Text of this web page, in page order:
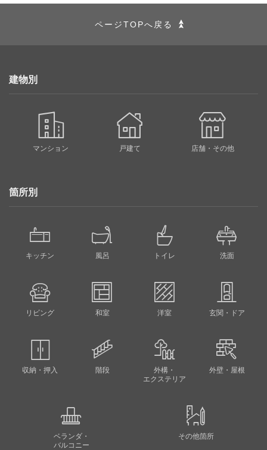
ページTOPへ戻る
建物別
マンション 戸建て 店舗・その他
箇所別
キッチン 風呂 トイレ 洗面
リビング 和室 洋室 玄関・ドア
収納・押入 階段
外構・
エクステリア
外壁・屋根
ベランダ・
バルコニー
その他箇所